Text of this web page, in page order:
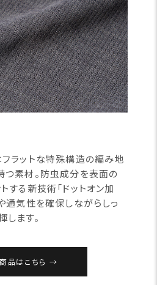
フラットな特殊構造の編み地
つ素材。防虫成分を表面の
する新技術「ドットオン加
通気性を確保しながらしっ
ます。
品はこちら